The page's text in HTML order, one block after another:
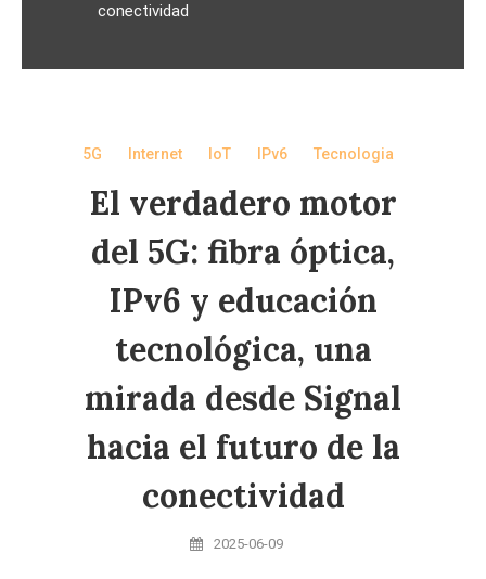
conectividad
5G Internet IoT IPv6 Tecnologia
El verdadero motor
del 5G: fibra óptica,
IPv6 y educación
tecnológica, una
mirada desde Signal
hacia el futuro de la
conectividad
2025-06-09